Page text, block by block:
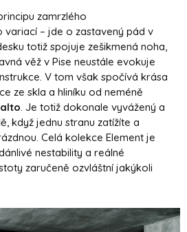
zamrzlého
variací – jde o zastavený pád v
totiž spojuje zešikmená noha,
věž v Pise neustále evokuje
V tom však spočívá krása
ze skla a hliníku od neméně
. Je totiž dokonale vyvážený a
když jednu stranu zatížíte a
Celá kolekce Element je
nestability a reálné
zaručeně ozvláštní jakýkoli